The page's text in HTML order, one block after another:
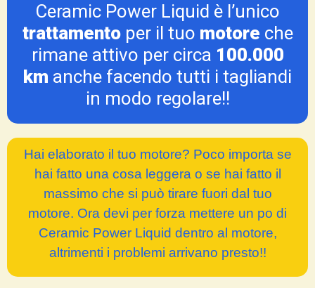
Ceramic Power Liquid è l’unico
trattamento per il tuo motore che
rimane attivo per circa 100.000
km anche facendo tutti i tagliandi
in modo regolare!!
Hai elaborato il tuo motore? Poco importa se
hai fatto una cosa leggera o se hai fatto il
massimo che si può tirare fuori dal tuo
motore. Ora devi per forza mettere un po di
Ceramic Power Liquid dentro al motore,
altrimenti i problemi arrivano presto!!